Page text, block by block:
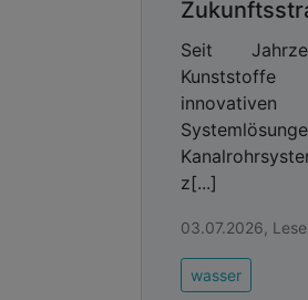
Seit
z[...]
03.07.2026,
wasser